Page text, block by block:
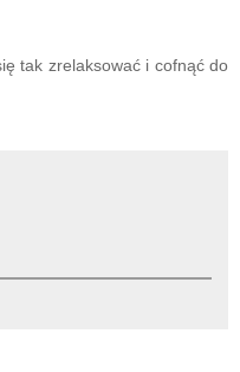
tak zrelaksować i cofnąć do